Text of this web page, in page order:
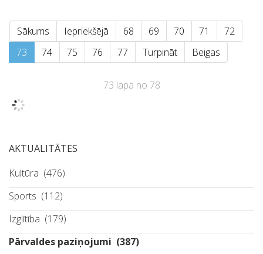
Sākums Iepriekšējā 68 69 70 71
72
73
74 75 76 77 Turpināt Beigas
73 lapa no 78
AKTUALITĀTES
Kultūra (476)
Sports (112)
Izglītība (179)
Pārvaldes paziņojumi (387)